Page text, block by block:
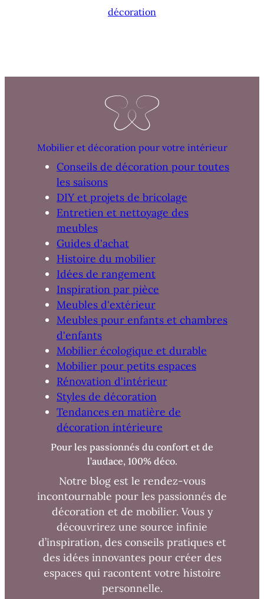
décoration
Mobilier et décoration pour votre intérieur
Conseils de décoration pour toutes
les saisons
DIY et projets de bricolage
Entretien et nettoyage des
meubles
Guides d'achat
Histoire du mobilier
Idées de rangement
Inspiration par pièce
Meubles d'extérieur
Meubles pour enfants et chambres
d'enfants
Mobilier écologique et durable
Mobilier pour petits espaces
Rénovation d'intérieur
Styles de décoration
Tendances en matière de
décoration intérieure
Pour les passionnés du confort et de
l’audace, 100% déco.
Notre blog est le rendez-vous
incontournable pour les passionnés de
décoration et de mobilier. Vous y
découvrirez une source infinie
d’inspiration, des conseils pratiques et
des idées innovantes pour créer des
espaces qui racontent votre histoire
personnelle.